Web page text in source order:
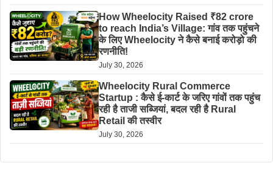
How Wheelocity Raised ₹82 crore
to reach India’s Village: गांव तक पहुंचने
के लिए Wheelocity ने कैसे बनाई करोड़ो की
रणनीति!
July 30, 2026
Wheelocity Rural Commerce
Startup : कैसे ई-कार्ट के जरिए गांवों तक पहुंच
रही है ताजी सब्जियां, बदल रही है Rural
Retail की तस्वीर
July 30, 2026